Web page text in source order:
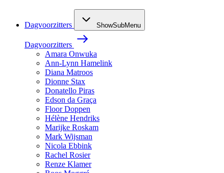
Dagvoorzitters ShowSubMenu
Dagvoorzitters
Amara Onwuka
Ann-Lynn Hamelink
Diana Matroos
Dionne Stax
Donatello Piras
Edson da Graça
Floor Doppen
Hélène Hendriks
Marijke Roskam
Mark Wijsman
Nicola Ebbink
Rachel Rosier
Renze Klamer